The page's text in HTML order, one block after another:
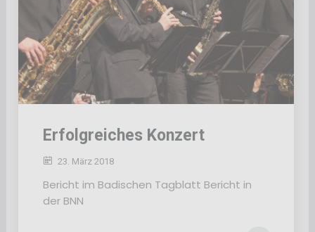
Erfolgreiches Konzert
23. März 2018
Bericht im Badischen Tagblatt Bericht in
der BNN